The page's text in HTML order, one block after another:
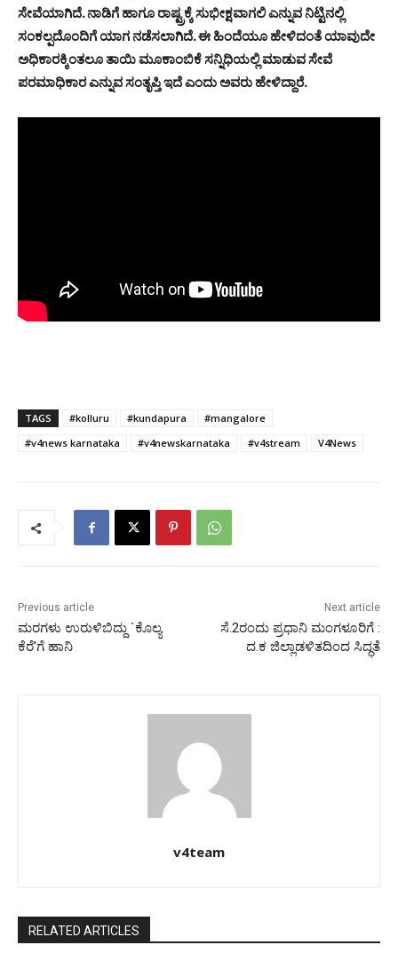
ಸೇವೆಯಾಗಿದೆ. ನಾಡಿಗೆ ಹಾಗೂ ರಾಷ್ಟ್ರಕ್ಕೆ ಸುಭೀಕ್ಷವಾಗಲಿ ಎನ್ನುವ ನಿಟ್ಟಿನಲ್ಲಿ
ಸಂಕಲ್ಪದೊಂದಿಗೆ ಯಾಗ ನಡೆಸಲಾಗಿದೆ. ಈ ಹಿಂದೆಯೂ ಹೇಳಿದಂತೆ ಯಾವುದೇ
ಅಧಿಕಾರಕ್ಕಿಂತಲೂ ತಾಯಿ ಮೂಕಾಂಬಿಕೆ ಸನ್ನಿಧಿಯಲ್ಲಿ ಮಾಡುವ ಸೇವೆ
ಪರಮಾಧಿಕಾರ ಎನ್ನುವ ಸಂತೃಪ್ತಿ ಇದೆ ಎಂದು ಅವರು ಹೇಳಿದ್ದಾರೆ.
TAGS #kolluru #kundapura
#mangalore
#v4news karnataka
#v4newskarnataka #v4stream V4News
Previous article
ಮರಗಳು ಉರುಳಿಬಿದ್ದು `ಕೊಲ್ಯ
ಕೆರೆ’ಗೆ ಹಾನಿ
Next article
ಸೆ.2ರಂದು ಪ್ರಧಾನಿ ಮಂಗಳೂರಿಗೆ :
ದ.ಕ ಜಿಲ್ಲಾಡಳಿತದಿಂದ ಸಿದ್ಧತೆ
v4team
RELATED ARTICLES